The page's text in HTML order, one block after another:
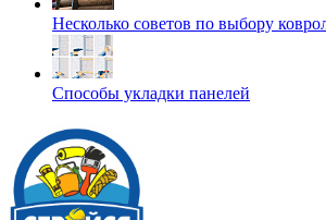
Несколько советов по выбору
Способы укладки панелей